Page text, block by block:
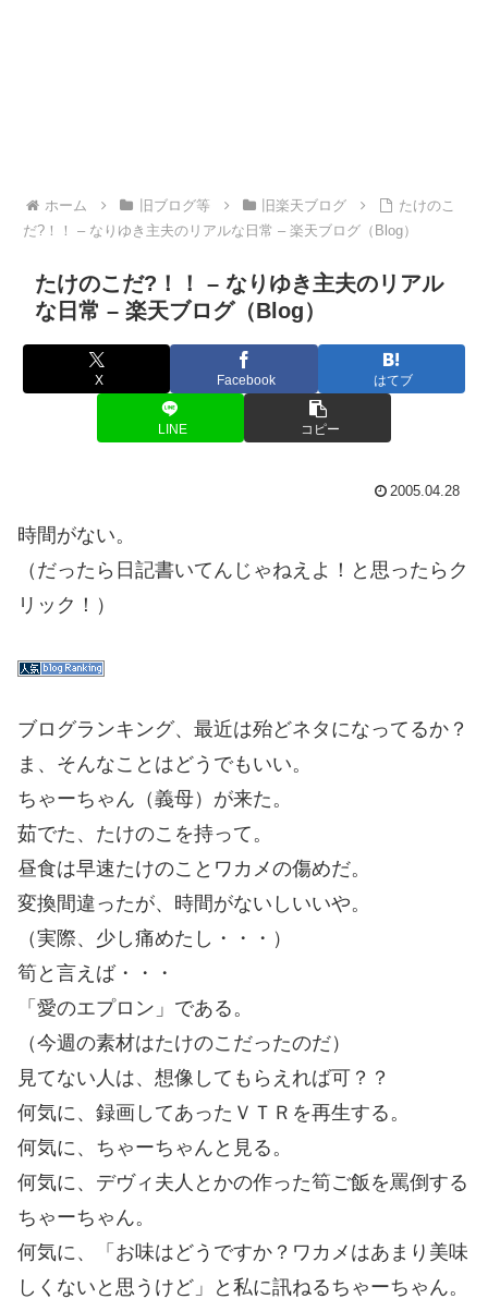
ホーム 旧ブログ等 旧楽天ブログ
たけのこ
だ?！！ – なりゆき主夫のリアルな日常 – 楽天ブログ（Blog）
たけのこだ?！！ – なりゆき主夫のリアル
な日常 – 楽天ブログ（Blog）
X Facebook はてブ
LINE コピー
2005.04.28
時間がない。
（だったら日記書いてんじゃねえよ！と思ったらク
リック！）
ブログランキング、最近は殆どネタになってるか？
ま、そんなことはどうでもいい。
ちゃーちゃん（義母）が来た。
茹でた、たけのこを持って。
昼食は早速たけのことワカメの傷めだ。
変換間違ったが、時間がないしいいや。
（実際、少し痛めたし・・・）
筍と言えば・・・
「愛のエプロン」である。
（今週の素材はたけのこだったのだ）
見てない人は、想像してもらえれば可？？
何気に、録画してあったＶＴＲを再生する。
何気に、ちゃーちゃんと見る。
何気に、デヴィ夫人とかの作った筍ご飯を罵倒する
ちゃーちゃん。
何気に、「お味はどうですか？ワカメはあまり美味
しくないと思うけど」と私に訊ねるちゃーちゃん。